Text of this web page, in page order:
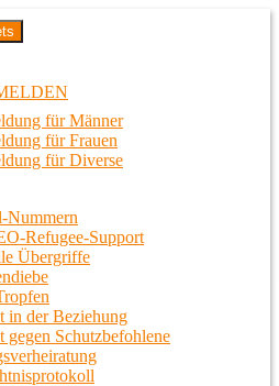
in Berlin
für Männer
für Frauen
für Diverse
Nummern
Refugee-Support
Übergriffe
in der Beziehung
gegen Schutzbefohlene